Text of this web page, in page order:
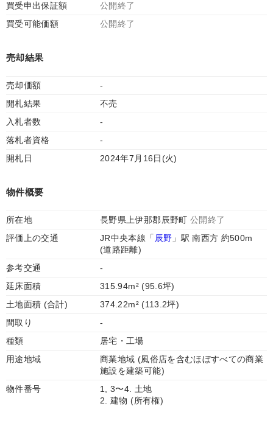
買受申出保証額
公開終了
買受可能価額
公開終了
売却結果
売却価額
-
開札結果
不売
入札者数
-
落札者資格
-
開札日
2024年7月16日(火)
物件概要
所在地 長野県上伊那郡辰野町 公開終了
評価上の交通
JR中央本線「 辰野 」駅 南西方 約500m
(道路距離)
参考交通
-
延床面積
315.94m² (95.6坪)
土地面積 (合計)
374.22m² (113.2坪)
間取り
-
種類
居宅・工場
用途地域
商業地域 (風俗店を含むほぼすべての商業
施設を建築可能)
物件番号
1, 3〜4. 土地
2. 建物 (所有権)